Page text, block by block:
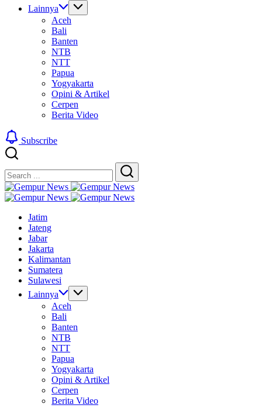
Lainnya
Aceh
Bali
Banten
NTB
NTT
Papua
Yogyakarta
Opini & Artikel
Cerpen
Berita Video
Subscribe
Search
Search
Gempur
News
Jelajah
Dunia
Tanpa
Batas
Gempur
Informasi
Dunia
Tanpa
Batas
Jatim
Jateng
Jabar
Jakarta
Kalimantan
Sumatera
Sulawesi
Lainnya
Aceh
Bali
Banten
NTB
NTT
Papua
Yogyakarta
Opini & Artikel
Cerpen
Berita Video